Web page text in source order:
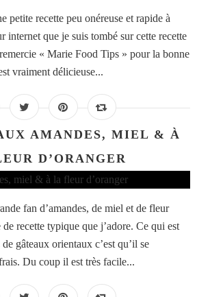
petite recette peu onéreuse et rapide à
internet que je suis tombé sur cette recette
« Marie Food Tips » pour la bonne
vraiment délicieuse...
AMANDES, MIEL & À
D’ORANGER
fan d’amandes, de miel et de fleur
de recette typique que j’adore. Ce qui est
gâteaux orientaux c’est qu’il se
Du coup il est très facile...